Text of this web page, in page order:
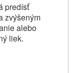
predísť
zvýšeným
alebo
liek.